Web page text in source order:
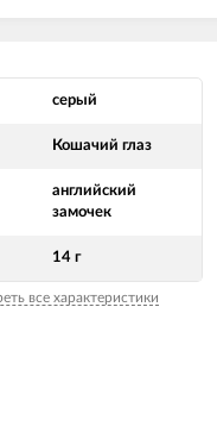
серый
Кошачий глаз
английский
замочек
14 г
все характеристики